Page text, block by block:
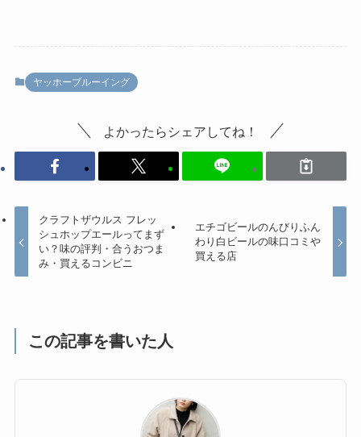
ヤッホーブルーイング
よかったらシェアしてね！
クラフトザウルス フレッ
シュホップエールってまず
い？味の評判・合うおつま
み・買えるコンビニ
エチゴビールのんびりふん
わり白ビールの味口コミや
買える店
この記事を書いた人